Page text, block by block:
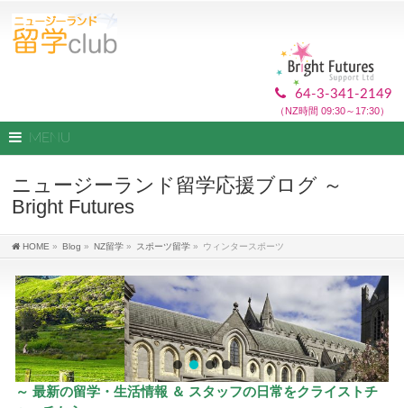
64-3-341-2149
（NZ時間 09:30～17:30）
MENU
ニュージーランド留学応援ブログ ～
Bright Futures
HOME » Blog » NZ留学 » スポーツ留学 » ウィンタースポーツ
～ 最新の留学・生活情報 ＆ スタッフの日常をクライストチ